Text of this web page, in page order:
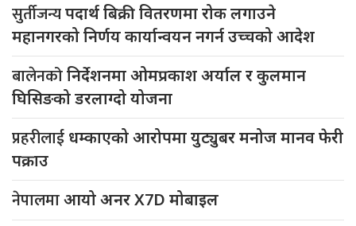
सुर्तीजन्यपदार्थ बिक्री वितरणमा रोक लगाउने
महानगरको निर्णय कार्यान्वयन नगर्न उच्चको आदेश
बालेनकोनिर्देशनमा ओमप्रकाश अर्याल र कुलमान
घिसिङको डरलाग्दो योजना
प्रहरीलाई धम्काएको आरोपमा युट्युबर मनोज मानव फेरी
पक्राउ
नेपालमाआयो अनर X7D मोबाइल